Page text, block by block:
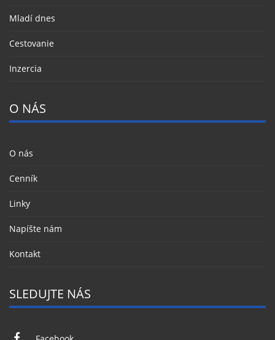
Mladí dnes
Cestovanie
Inzercia
O NÁS
O nás
Cenník
Linky
Napíšte nám
Kontakt
SLEDUJTE NÁS